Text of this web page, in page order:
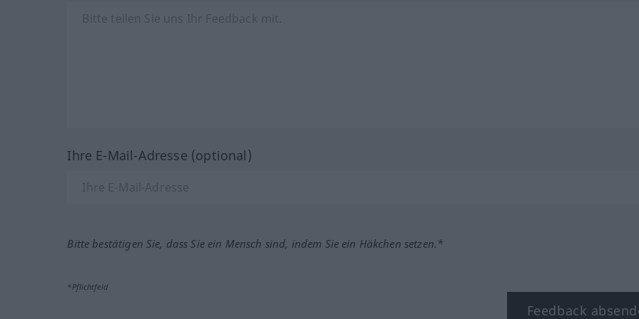
Ihre E-Mail-Adresse (optional)
Bitte bestätigen Sie, dass Sie ein Mensch sind, indem Sie ein Häkchen setzen.*
*Pflichtfeld
Feedback